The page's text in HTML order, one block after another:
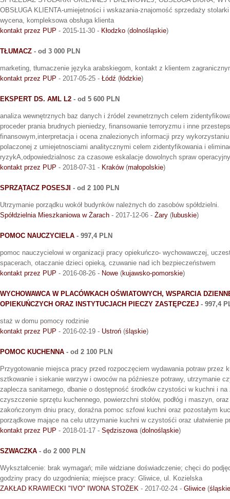
OBSŁUGA KLIENTA-umiejetności i wskazania-znajomość sprzedaży
wycena, kompleksowa obsługa klienta
kontakt przez PUP - 2015-11-30 - Kłodzko (dolnośląskie)
TŁUMACZ - od 3 000 PLN
marketing, tłumaczenie języka arabskiegom, kontakt z klientem
kontakt przez PUP - 2017-05-25 - Łódź (łódzkie)
EKSPERT DS. AML L2 - od 5 600 PLN
analiza wewnętrznych baz danych i źródel zewnetrznych celem
proceder prania brudnych pieniedzy, finansowanie terroryzmu i inne
finansowym,interpretacja i ocena znalezionych informacji przy
polaczonej z umiejetnosciami analitycznymi celem zidentyfikowania i
ryzykA,odpowiedzialnosc za czasowe eskalacje dowolnych spraw
kontakt przez PUP - 2018-07-31 - Kraków(małopolskie)
SPRZĄTACZ POSESJI - od 2 100 PLN
Utrzymanie porządku wokół budynków należnych do zasobów spółdzielni.
Spółdzielnia Mieszkaniowa w Żarach - 2017-12-06 - Żary ( lubuskie)
POMOC NAUCZYCIELA - 997,4 PLN
pomoc nauczycielowi w organizacji pracy opiekuńczo- wychowawczej,
spacerach, otaczanie dzieci opieką, czuwanie nad ich bezpieczeństwem
kontakt przez PUP - 2016-08-26 - Nowe (kujawsko-pomorskie)
WYCHOWAWCA W PLACÓWKACH OŚWIATOWYCH, WSPARCIA
OPIEKUŃCZYCH ORAZ INSTYTUCJACH PIECZY ZASTĘPCZEJ - 997,4
staż w domu pomocy rodzinie
kontakt przez PUP - 2016-02-19 - Ustroń (śląskie)
POMOC KUCHENNA - od 2 100 PLN
Przygotowanie miejsca pracy przed rozpoczęciem wydawania potraw przez
sztkowanie i siekanie warzyw i owoców na późniesze potrawy, utrzymanie
zaplecza sanitarnego, dbanie o dostępność środków czystości w kuchni i
czyszczenie sprzętu kuchennego, powierzchni stołów, podłóg i maszyn,
zakończonym dniu pracy, doraźna pomoc szfowi kuchni oraz pozostałym
porządkowe mające na celu utrzymanie kuchni w czystośći oraz ułatwienie
kontakt przez PUP - 2018-01-17 - Sędziszowa(dolnośląskie)
SZWACZKA - do 2 000 PLN
Wykształcenie: brak wymagań; mile widziane doświadczenie; chęci do
godziny pracy do uzgodnienia; miejsce pracy: Gliwice, ul. Kozielska
ZAKŁAD KRAWIECKI "IVO" IWONA STOŻEK - 2017-02-24 - Gliwice (śląskie